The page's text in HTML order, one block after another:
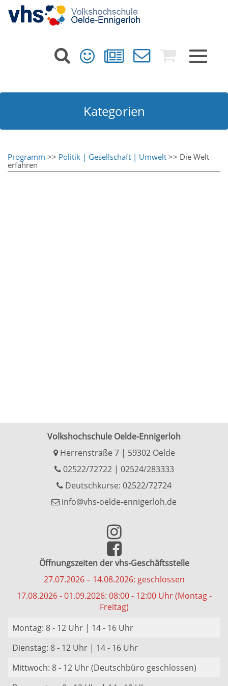
Toggle
Kategorien
Programm >> Politik | Gesellschaft | Umwelt >> Die Welt
erfahren
Volkshochschule Oelde-Ennigerloh
Herrenstraße 7 | 59302 Oelde
02522/72722| 02524/283333
Deutschkurse: 02522/72724
info@vhs-oelde-ennigerloh.de
Öffnungszeiten der vhs-Geschäftsstelle
27.07.2026 – 14.08.2026: geschlossen
17.08.2026 - 01.09.2026: 08:00 - 12:00 Uhr (Montag -
Freitag)
Montag: 8 - 12 Uhr | 14 - 16 Uhr
Dienstag: 8 - 12 Uhr | 14 - 16 Uhr
Mittwoch: 8 - 12 Uhr (Deutschbüro geschlossen)